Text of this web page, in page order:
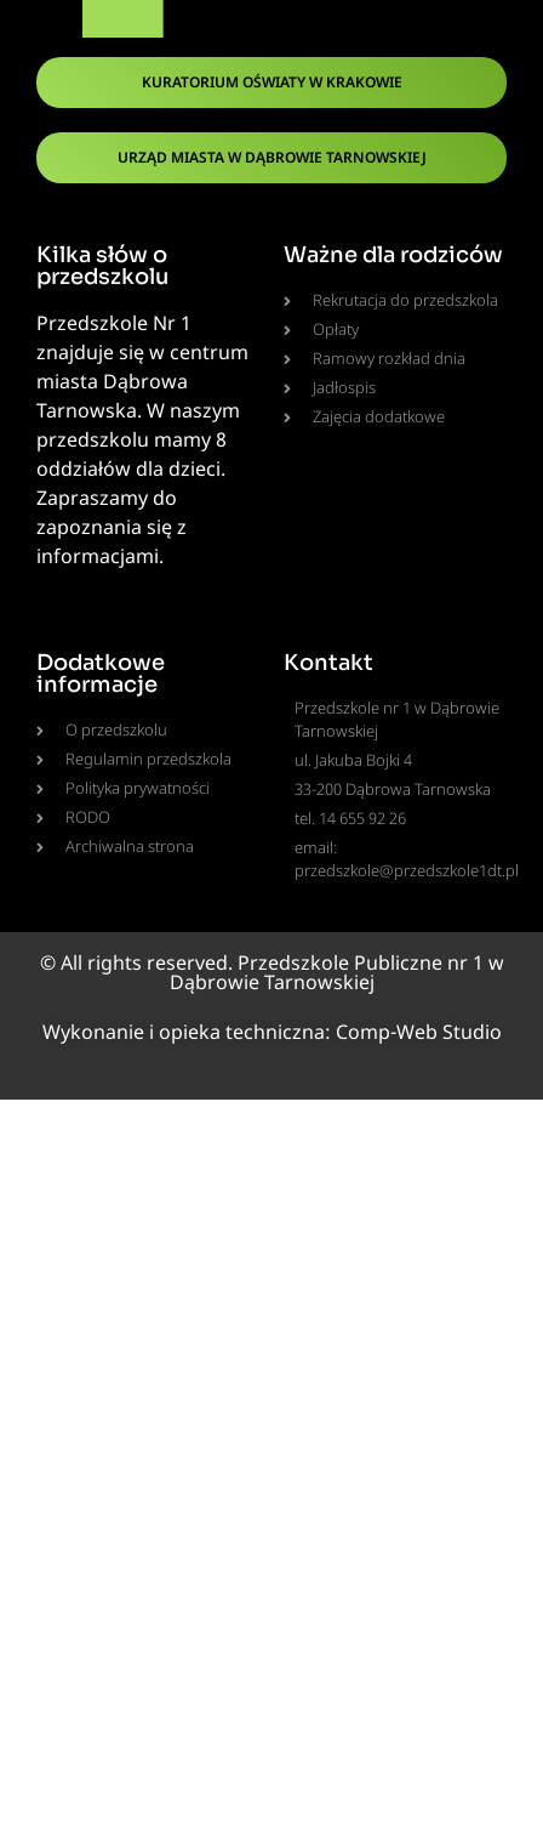
KURATORIUM OŚWIATY W KRAKOWIE
URZĄD MIASTA W DĄBROWIE TARNOWSKIEJ
Kilka słów o
przedszkolu
Przedszkole Nr 1
znajduje się w centrum
miasta Dąbrowa
Tarnowska. W naszym
przedszkolu mamy 8
oddziałów dla dzieci.
Zapraszamy do
zapoznania się z
informacjami.
Ważne dla rodziców
Rekrutacja do przedszkola
Opłaty
Ramowy rozkład dnia
Jadłospis
Zajęcia dodatkowe
Dodatkowe
informacje
O przedszkolu
Regulamin przedszkola
Polityka prywatności
RODO
Archiwalna strona
Kontakt
Przedszkole nr 1 w Dąbrowie
Tarnowskiej
ul. Jakuba Bojki 4
33-200 Dąbrowa Tarnowska
tel. 14 655 92 26
email:
przedszkole@przedszkole1dt.pl
© All rights reserved. Przedszkole Publiczne nr 1 w
Dąbrowie Tarnowskiej
Wykonanie i opieka techniczna: Comp-Web Studio